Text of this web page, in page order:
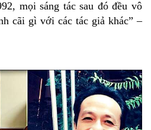
mọi sáng tác sau đó đều vô
cãi gì với các tác giả khác” –